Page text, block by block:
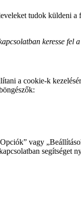
tudok küldeni
keresse fel
a cookie-k
vagy
segítséget